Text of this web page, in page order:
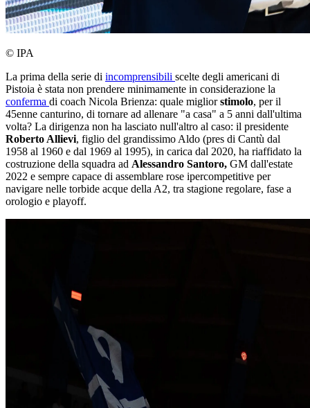
© IPA
La prima della serie di incomprensibili scelte degli americani di
Pistoia è stata non prendere minimamente in considerazione la
conferma di coach Nicola Brienza: quale migliorstimolo, per il
45enne canturino, di tornare ad allenare "a casa" a 5 anni dall'ultima
volta? La dirigenza non ha lasciato null'altro al caso: il presidente
Roberto Allievi, figlio del grandissimo Aldo (pres di Cantù dal
1958 al 1960 e dal 1969 al 1995), in carica dal 2020, ha riaffidato la
costruzione della squadra ad Alessandro Santoro, GM dall'estate
2022 e sempre capace di assemblare rose ipercompetitive per
navigare nelle torbide acque della A2, tra stagione regolare, fase a
orologio e playoff.